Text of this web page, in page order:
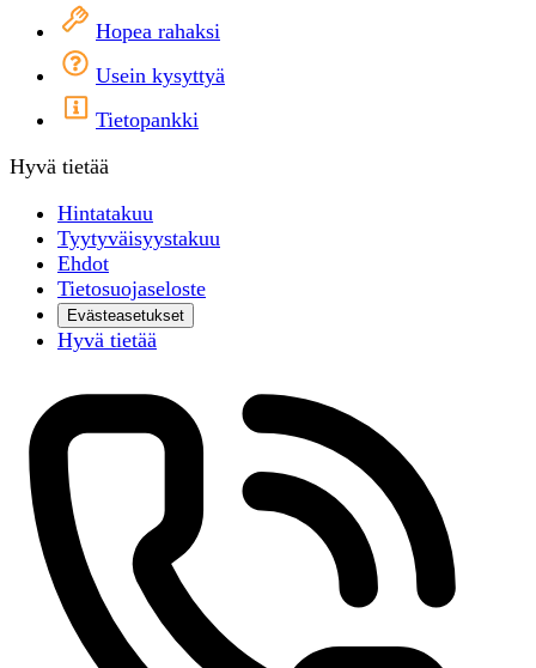
Hopea rahaksi
Usein kysyttyä
Tietopankki
Hyvä tietää
Hintatakuu
Tyytyväisyystakuu
Ehdot
Tietosuojaseloste
Evästeasetukset
Hyvä tietää